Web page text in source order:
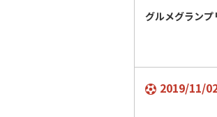
グルメグラン
2019/11/